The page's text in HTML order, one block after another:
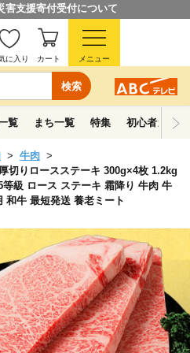
害支援寄付受付について
検索
に入り カート メニュー
覧 まち一覧 特集 初心者ガイド
牛肉
切りロースステーキ 300g×4枚 1.2kg
級 ロース ステーキ 霜降り 牛肉 牛
和牛 最短発送 養老ミート